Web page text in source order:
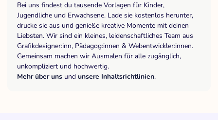
Bei uns findest du tausende Vorlagen für Kinder,
Jugendliche und Erwachsene. Lade sie kostenlos herunter,
drucke sie aus und genieße kreative Momente mit deinen
Liebsten. Wir sind ein kleines, leidenschaftliches Team aus
Grafikdesigner:inn, Pädagog:innen & Webentwickler:innen.
Gemeinsam machen wir Ausmalen für alle zugänglich,
unkompliziert und hochwertig.
Mehr über uns und unsere Inhaltsrichtlinien.